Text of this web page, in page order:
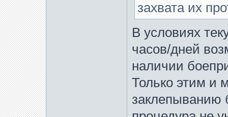
захвата их
В условиях
часов/дней
наличии
Только этим и
заклепыванию